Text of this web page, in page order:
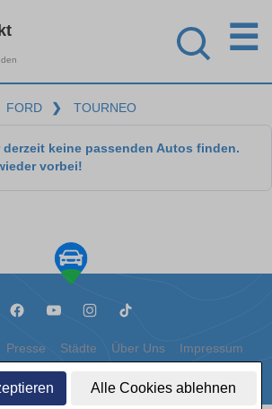
Alle Cookies ablehnen
☰
FORD ❯ TOURNEO
keine passenden Autos finden.
vorbei!
Presse Städte Über Uns Impressum
Datenschutz Cookies